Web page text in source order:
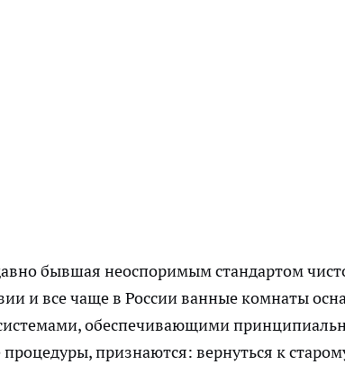
бывшая неоспоримым стандартом
и все чаще в России ванные комнаты
обеспечивающими
признаются: вернуться к